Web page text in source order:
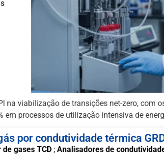
na viabilização de transições net-zero, com
em processos de utilização intensiva de
por condutividade térmica
gases TCD; Analisadores de